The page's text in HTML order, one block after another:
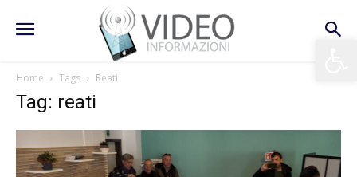
Home Tags Reati
Tag: reati